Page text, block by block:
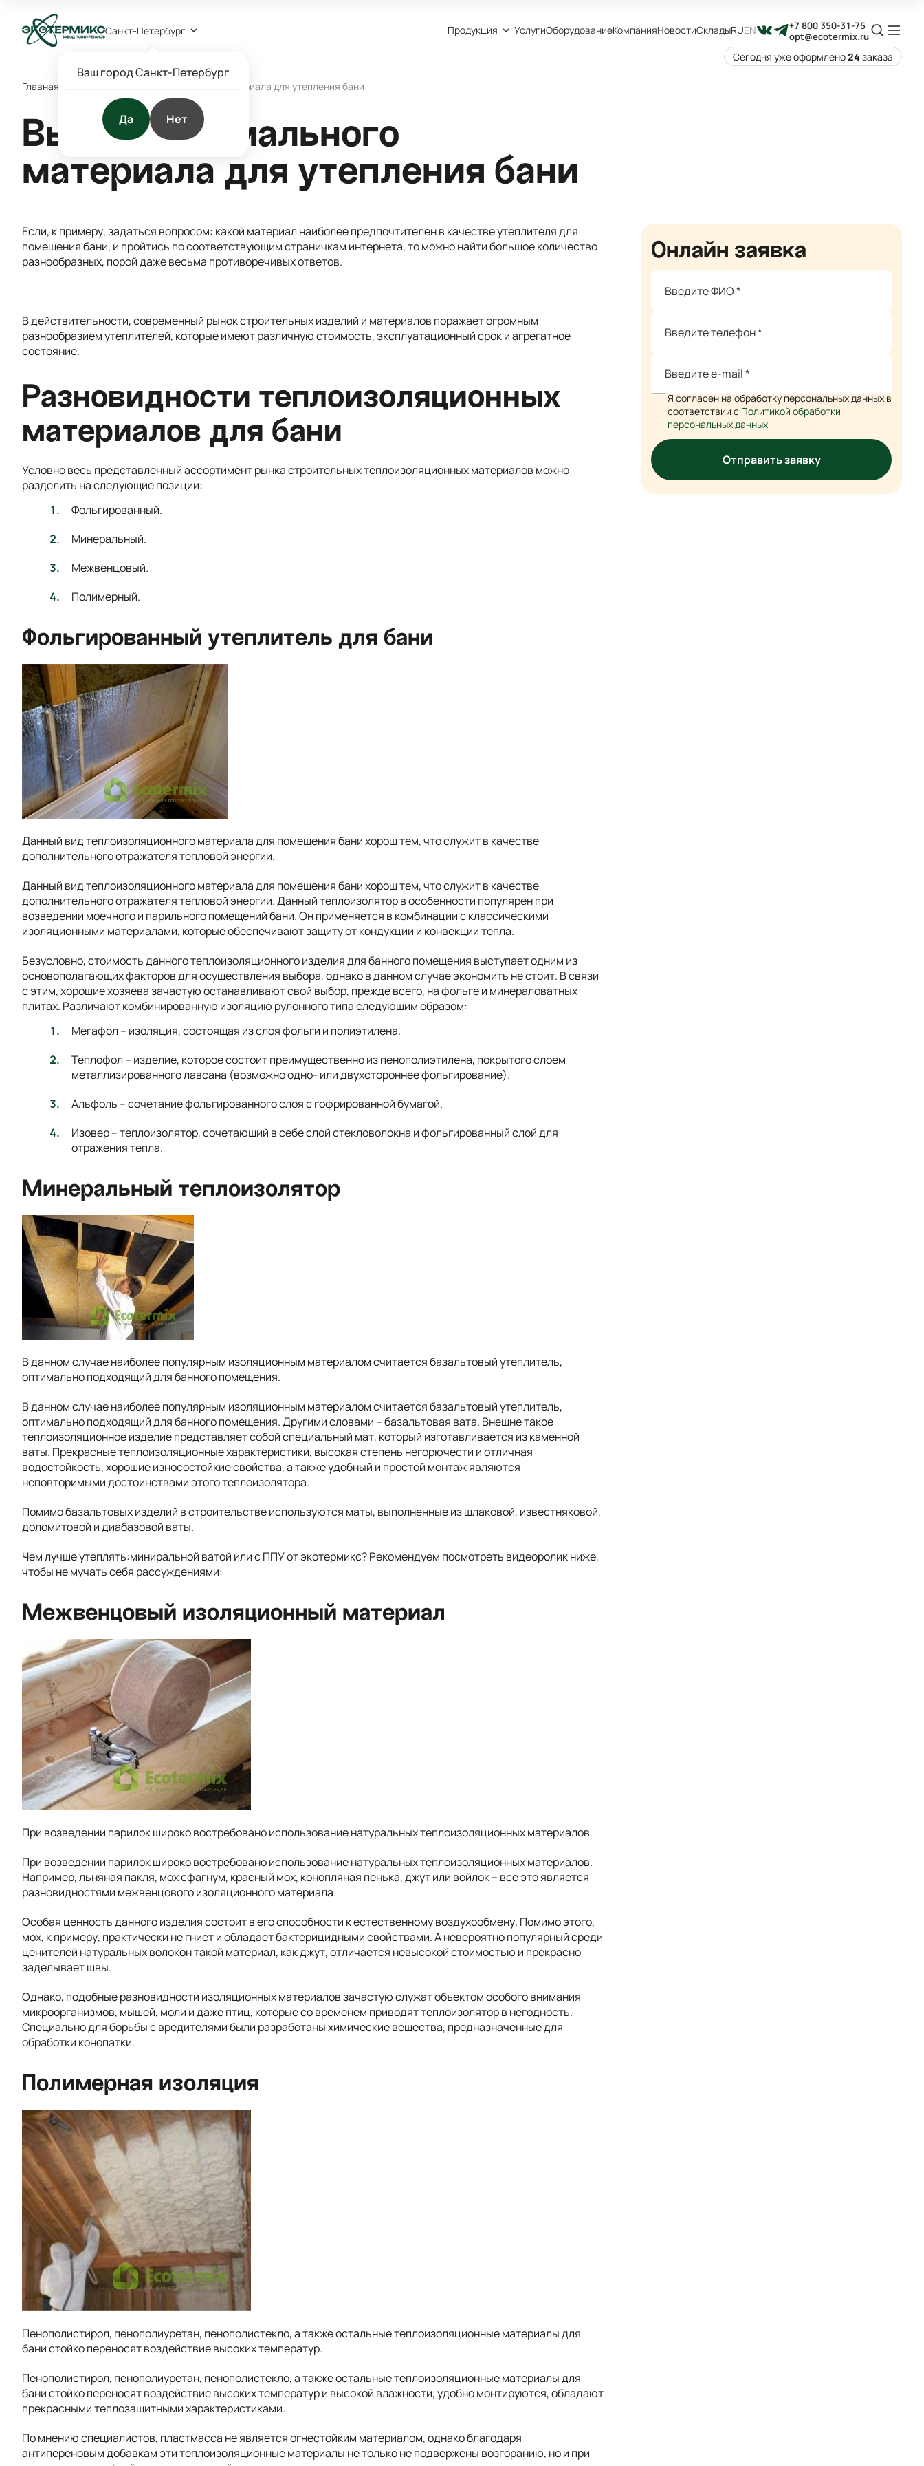
Санкт-Петербург Продукция УслугиОборудованиеКомпанияНовостиСкладыRUEN
+7 800 350-31-75
opt@ecotermix.ru
Сегодня уже оформлено 24 заказа
Главная Выбор оптимального материала для утепления бани
Выбор оптимального
материала для утепления бани
Если, к примеру, задаться вопросом: какой материал наиболее предпочтителен в качестве утеплителя для
помещения бани, и пройтись по соответствующим страничкам интернета, то можно найти большое количество
разнообразных, порой даже весьма противоречивых ответов.
В действительности, современный рынок строительных изделий и материалов поражает огромным
разнообразием утеплителей, которые имеют различную стоимость, эксплуатационный срок и агрегатное
состояние.
Разновидности теплоизоляционных
материалов для бани
Условно весь представленный ассортимент рынка строительных теплоизоляционных материалов можно
разделить на следующие позиции:
Фольгированный.
Минеральный.
Межвенцовый.
Полимерный.
Фольгированный утеплитель для бани
Данный вид теплоизоляционного материала для помещения бани хорош тем, что служит в качестве
дополнительного отражателя тепловой энергии.
Данный вид теплоизоляционного материала для помещения бани хорош тем, что служит в качестве
дополнительного отражателя тепловой энергии. Данный теплоизолятор в особенности популярен при
возведении моечного и парильного помещений бани. Он применяется в комбинации с классическими
изоляционными материалами, которые обеспечивают защиту от кондукции и конвекции тепла.
Безусловно, стоимость данного теплоизоляционного изделия для банного помещения выступает одним из
основополагающих факторов для осуществления выбора, однако в данном случае экономить не стоит. В связи
с этим, хорошие хозяева зачастую останавливают свой выбор, прежде всего, на фольге и минераловатных
плитах. Различают комбинированную изоляцию рулонного типа следующим образом:
Мегафол – изоляция, состоящая из слоя фольги и полиэтилена.
Теплофол – изделие, которое состоит преимущественно из пенополиэтилена, покрытого слоем
металлизированного лавсана (возможно одно- или двухстороннее фольгирование).
Альфоль – сочетание фольгированного слоя с гофрированной бумагой.
Изовер – теплоизолятор, сочетающий в себе слой стекловолокна и фольгированный слой для
отражения тепла.
Минеральный теплоизолятор
В данном случае наиболее популярным изоляционным материалом считается базальтовый утеплитель,
оптимально подходящий для банного помещения.
В данном случае наиболее популярным изоляционным материалом считается базальтовый утеплитель,
оптимально подходящий для банного помещения. Другими словами – базальтовая вата. Внешне такое
теплоизоляционное изделие представляет собой специальный мат, который изготавливается из каменной
ваты. Прекрасные теплоизоляционные характеристики, высокая степень негорючести и отличная
водостойкость, хорошие износостойкие свойства, а также удобный и простой монтаж являются
неповторимыми достоинствами этого теплоизолятора.
Помимо базальтовых изделий в строительстве используются маты, выполненные из шлаковой, известняковой,
доломитовой и диабазовой ваты.
Чем лучше утеплять:миниральной ватой или с ППУ от экотермикс? Рекомендуем посмотреть видеоролик ниже,
чтобы не мучать себя рассуждениями:
Межвенцовый изоляционный материал
При возведении парилок широко востребовано использование натуральных теплоизоляционных материалов.
При возведении парилок широко востребовано использование натуральных теплоизоляционных материалов.
Например, льняная пакля, мох сфагнум, красный мох, конопляная пенька, джут или войлок – все это является
разновидностями межвенцового изоляционного материала.
Особая ценность данного изделия состоит в его способности к естественному воздухообмену. Помимо этого,
мох, к примеру, практически не гниет и обладает бактерицидными свойствами. А невероятно популярный среди
ценителей натуральных волокон такой материал, как джут, отличается невысокой стоимостью и прекрасно
заделывает швы.
Однако, подобные разновидности изоляционных материалов зачастую служат объектом особого внимания
микроорганизмов, мышей, моли и даже птиц, которые со временем приводят теплоизолятор в негодность.
Специально для борьбы с вредителями были разработаны химические вещества, предназначенные для
обработки конопатки.
Полимерная изоляция
Пенополистирол, пенополиуретан, пенополистекло, а также остальные теплоизоляционные материалы для
бани стойко переносят воздействие высоких температур.
Пенополистирол, пенополиуретан, пенополистекло, а также остальные теплоизоляционные материалы для
бани стойко переносят воздействие высоких температур и высокой влажности, удобно монтируются, обладают
прекрасными теплозащитными характеристиками.
По мнению специалистов, пластмасса не является огнестойким материалом, однако благодаря
антипереновым добавкам эти теплоизоляционные материалы не только не подвержены возгоранию, но и при
Онлайн заявка
Я согласен на обработку персональных данных в
соответствии с Политикой обработки
персональных данных
Отправить заявку
Ваш город Санкт-Петербург
Да Нет